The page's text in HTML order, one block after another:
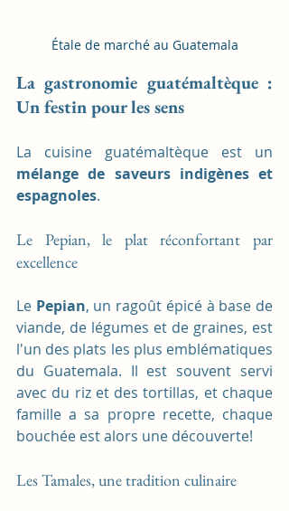
Étale de marché au Guatemala
La gastronomie guatémaltèque :
Un festin pour les sens
mélange de saveurs indigènes et
espagnoles.
Le Pepian, le plat réconfortant par
excellence
Le Pepian, un ragoût épicé à base de
viande, de légumes et de graines, est
l'un des plats les plus emblématiques
du Guatemala. Il est souvent servi
avec du riz et des tortillas, et chaque
famille a sa propre recette, chaque
bouchée est alors une découverte!
Les Tamales, une tradition culinaire